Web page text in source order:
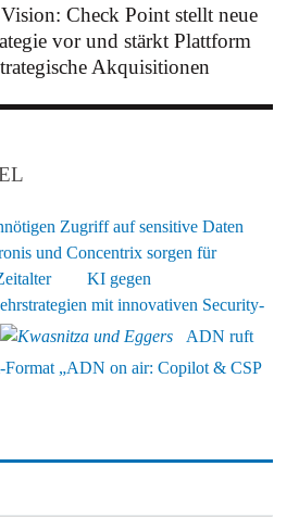
Check Point stellt neue
vor und stärkt Plattform
Akquisitionen
Zugriff auf sensitive Daten
und Concentrix sorgen für
KI gegen
mit innovativen Security-
ADN ruft
Format „ADN on air: Copilot & CSP